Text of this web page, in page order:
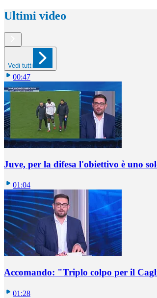
Ultimi video
Vedi tutti
00:47
Juve, per la difesa l'obiettivo è uno
01:04
Accomando: "Triplo colpo per il
01:28